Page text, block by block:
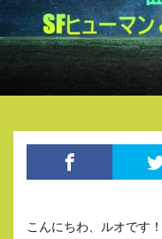
こんにちわ、ルオです！